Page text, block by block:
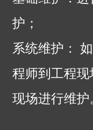
护；
系统维护：
程师到工程
现场进行维护